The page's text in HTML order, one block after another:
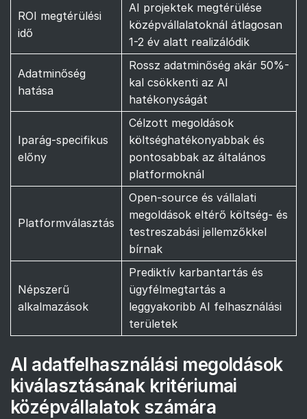
ROI megtérülési
idő
AI projektek megtérülése
középvállalatoknál átlagosan
1-2 év alatt realizálódik
Adatminőség
hatása
Rossz adatminőség akár 50%-
kal csökkenti az AI
hatékonyságát
Iparág-specifikus
előny
Célzott megoldások
költséghatékonyabbak és
pontosabbak az általános
platformoknál
Platformválasztás
Open-source és vállalati
megoldások eltérő költség- és
testreszabási jellemzőkkel
bírnak
Népszerű
alkalmazások
Prediktív karbantartás és
ügyfélmegtartás a
leggyakoribb AI felhasználási
területek
AI adatfelhasználási megoldások
kiválasztásának kritériumai
középvállalatok számára